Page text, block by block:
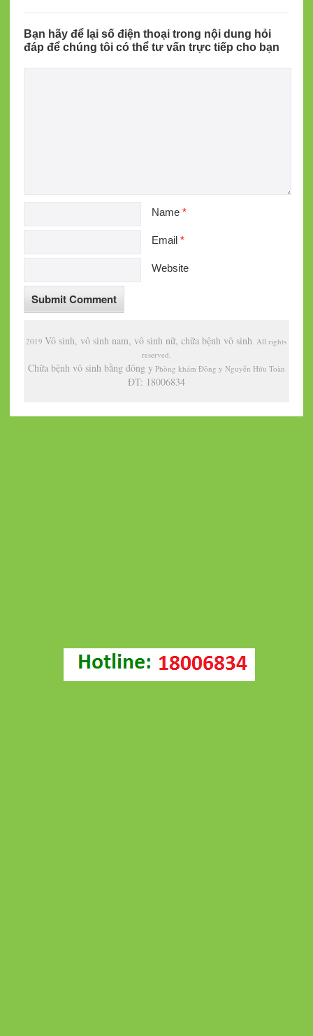
Bạn hãy để lại số điện thoại trong nội dung hỏi
đáp để chúng tôi có thể tư vấn trực tiếp cho bạn
Name *
Email *
Website
2019Vô sinh, vô sinh nam, vô sinh nữ, chữa bệnh vô sinh. All rights
reserved.
Chữa bệnh vô sinh bằng đông yPhòng khám Đông y Nguyễn Hữu Toàn
ĐT: 18006834